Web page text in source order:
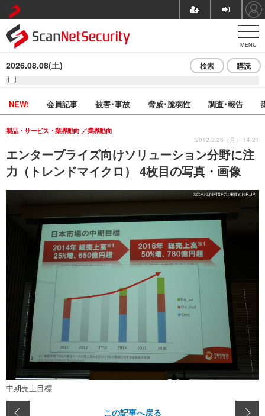
MENU
2026.08.08(土) 検索 購読
NEW! 会員記事 被害･事故 脅威･脆弱性 調査･報告
エンタープライズ向けソリューション分野に注
力（トレンドマイクロ） 4枚目の写真・画像
製品・サービス・業界動向 業界動向
2012.3.26（月） 14:21
中期売上目標
この記事へ戻る